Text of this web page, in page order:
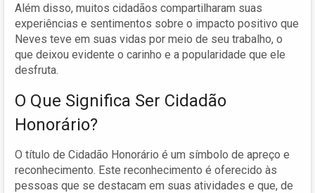
Além disso, muitos cidadãos compartilharam suas
experiências e sentimentos sobre o impacto positivo que
Neves teve em suas vidas por meio de seu trabalho, o
que deixou evidente o carinho e a popularidade que ele
desfruta.
O Que Significa Ser Cidadão
Honorário?
O título de Cidadão Honorário é um símbolo de apreço e
reconhecimento. Este reconhecimento é oferecido às
pessoas que se destacam em suas atividades e que, de